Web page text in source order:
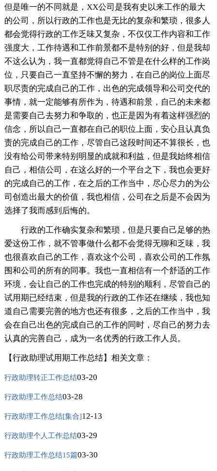
但是唯一的不同就是，XX公司是我有史以来工作的最大
的公司，所以行政的工作也是无比的复杂和繁琐，很多人
都会觉得行政的工作乏味又复杂，不仅仅工作内容和工作
强度大，工作待遇和工作前景都不是特别的好，但是我却
不这么认为，我一直都觉得自己不管是在什么样的工作岗
位，只要自己一直坚持不懈的努力，在自己的岗位上面尽
职尽责的完成自己的工作，出色的完成领导和公司交代的
事情，就一定能够有所作为，待遇和前景，自己的未来都
是需要自己去努力和争取的，也正是因为有着这样强烈的
信念，所以自己一直都在自己的职位上面，安心且认真负
责的完成自己的工作，尽管自己这段时间还不算很长，也
没有给公司带来特别明显的成就和利益，但是我始终相信
自己，相信公司，在这么好的一个平台之下，我也会更好
的完成自己的工作，在之后的工作当中，尽心尽力的为公
司创造出最大的价值，我也相信，公司在之后是不会因为
选择了我而感到后悔的。
行政的工作确实复杂和繁琐，但是只要自己足够的热
爱这份工作，就不管事做什么都不会觉得无聊和乏味，我
也很喜欢自己的工作，喜欢这个公司，喜欢公司的工作氛
围和公司的所有的同事。我也一直相信有一个舒适的工作
环境，会让自己的工作也完成的特别的顺利，尽管自己的
试用期已经结束，但是我的行政的工作还在继续，我也知
道自己需要完善的地方也还有很多，之后的工作当中，我
会在自己出色的完成自己的工作的同时，尽自己的努力去
认真的完善自己，成为一名优秀的行政工作人员。
【行政助理试用期工作总结】相关文章：
行政助理转正工作总结03-20
行政助理工作总结03-28
行政助理工作总结[集合]12-13
行政助理个人工作总结03-29
行政助理工作总结15篇03-30